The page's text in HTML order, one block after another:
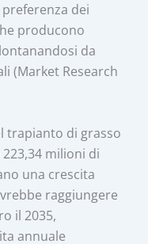
dei
producono
da
(Market Research
trapianto di grasso
milioni di
una crescita
raggiungere
il 2035,
annuale